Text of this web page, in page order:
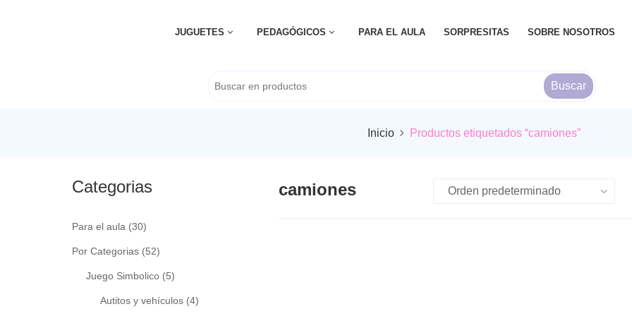
JUGUETES PEDAGÓGICOS PARA EL AULA SORPRESITAS SOBRE NOSOTROS
Buscar
Inicio Productos etiquetados “camiones”
Categorias
Para el aula (30)
Por Categorias (52)
Juego Simbolico (5)
Autitos y vehículos (4)
camiones